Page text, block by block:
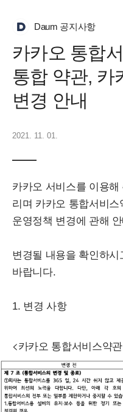
Daum 공지사항
카카오 통합
통합 약관, 카
변경 안내
2021. 11. 01.
카카오 서비스를 이용
리며 카카오 통합서비
운영정책 변경에 관해
변경될 내용을 확인하
바랍니다.
1. 변경 사항
<카카오 통합서비스약